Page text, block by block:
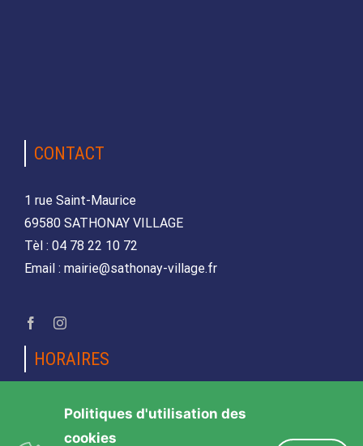
CONTACT
1 rue Saint-Maurice
69580 SATHONAY VILLAGE
Tèl : 04 78 22 10 72
Email : mairie@sathonay-village.fr
HORAIRES
Lundi, mardi, jeudi et vendredi
de 08h30 à 12h00 et de 14h00 à 17h00
Politiques d'utilisation des
cookies